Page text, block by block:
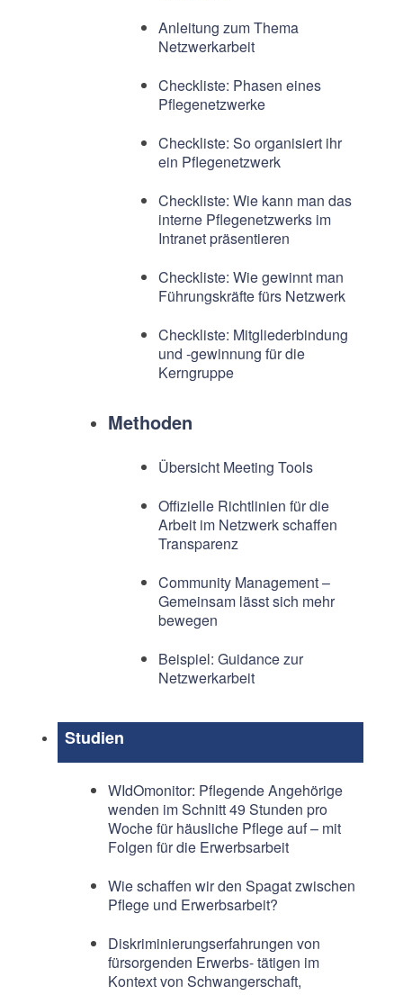
Anleitung zum Thema
Netzwerkarbeit
Checkliste: Phasen eines
Pflegenetzwerke
Checkliste: So organisiert ihr
ein Pflegenetzwerk
Checkliste: Wie kann man das
interne Pflegenetzwerks im
Intranet präsentieren
Checkliste: Wie gewinnt man
Führungskräfte fürs Netzwerk
Checkliste: Mitgliederbindung
und -gewinnung für die
Kerngruppe
Methoden
Übersicht Meeting Tools
Offizielle Richtlinien für die
Arbeit im Netzwerk schaffen
Transparenz
Community Management –
Gemeinsam lässt sich mehr
bewegen
Beispiel: Guidance zur
Netzwerkarbeit
Studien
WIdOmonitor: Pflegende Angehörige
wenden im Schnitt 49 Stunden pro
Woche für häusliche Pflege auf – mit
Folgen für die Erwerbsarbeit
Wie schaffen wir den Spagat zwischen
Pflege und Erwerbsarbeit?
Diskriminierungserfahrungen von
fürsorgenden Erwerbs- tätigen im
Kontext von Schwangerschaft,